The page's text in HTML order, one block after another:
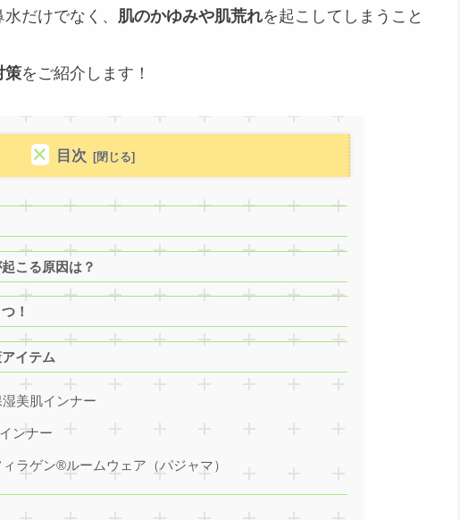
だけでなく、 肌のかゆみや肌荒れを起こしてしまうこと
策をご紹介します！
目次
こる原因は？
！
イテム
美肌インナー
ンナー
ラゲン®ルームウェア（パジャマ）